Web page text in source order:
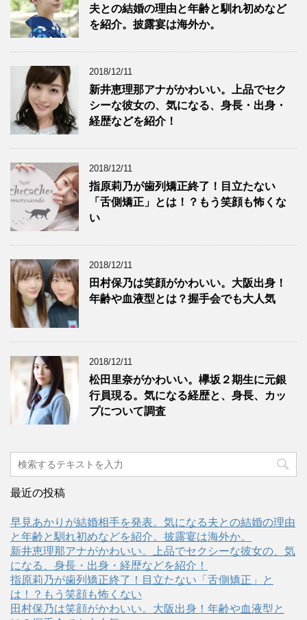
夫との結婚の理由と年齢と馴れ初めなど
を紹介。披露宴は海外か。
2018/12/11
新井恵理那アナがかわいい。上品でセク
シーな彼女の、気になる、身長・出身・
経歴などを紹介！
2018/12/11
指原莉乃が歯列矯正終了！目立たない
「舌側矯正」とは！？もう笑顔も怖くな
い
2018/12/11
田村保乃は笑顔がかわいい。大阪出身！
年齢や血液型とは？握手会でも大人気
2018/12/11
松田里奈がかわいい。欅坂２期生に元銀
行員現る。気になる経歴と、身長、カッ
プについて調査
最近の投稿
早見あかりが結婚相手を発表。気になる夫との結婚の理由
と年齢と馴れ初めなどを紹介。披露宴は海外か。
新井恵理那アナがかわいい。上品でセクシーな彼女の、気
になる、身長・出身・経歴などを紹介！
指原莉乃が歯列矯正終了！目立たない「舌側矯正」と
は！？もう笑顔も怖くない
田村保乃は笑顔がかわいい。大阪出身！年齢や血液型と